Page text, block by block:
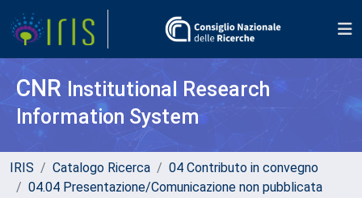
CNR Institutional Research
Information System
IRIS Catalogo Ricerca
04 Contributo in convegno
04.04 Presentazione/Comunicazione non pubblicata